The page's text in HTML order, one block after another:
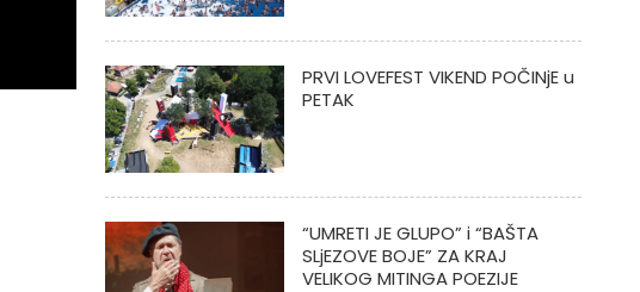
PRVI LOVEFEST VIKEND POČINjE u
PETAK
“UMRETI JE GLUPO” i “BAŠTA
SLjEZOVE BOJE” ZA KRAJ
VELIKOG MITINGA POEZIJE